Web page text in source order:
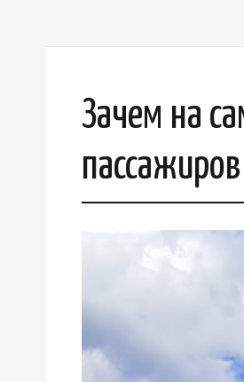
Зачем на